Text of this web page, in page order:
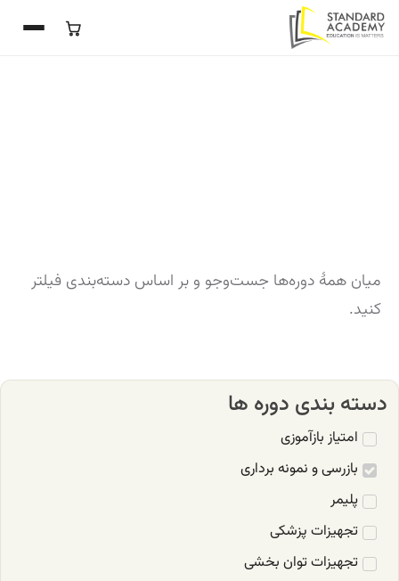
میان همهٔ دوره‌ها جست‌وجو و بر اساس دسته‌بندی فیلتر
کنید.
دسته بندی دوره ها
امتیاز بازآموزی
بازرسی و نمونه برداری
پلیمر
تجهیزات پزشکی
تجهیزات توان بخشی